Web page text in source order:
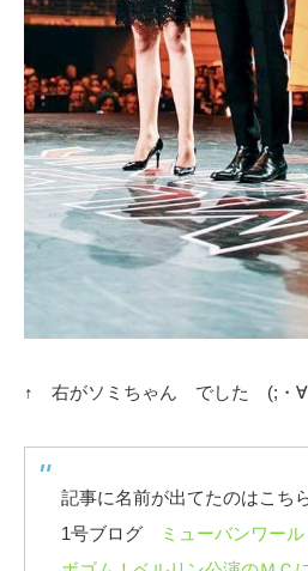
↑ 右がソミちゃん でした (;・∀
記事に名前が出てたのはこち
1号ブログ
ミューバンワー